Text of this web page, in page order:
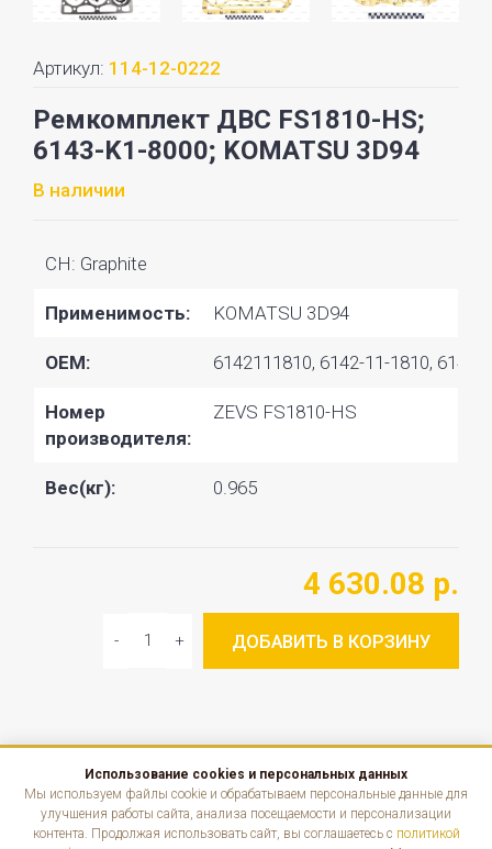
Артикул: 114-12-0222
Ремкомплект ДВС FS1810-HS;
6143-K1-8000; KOMATSU 3D94
В наличии
CH: Graphite
Применимость: KOMATSU 3D94
OEM: 6142111810, 6142-11-1810,
Номер
производителя:
ZEVS FS1810-HS
Вес(кг): 0.965
4 630.08 р.
ДОБАВИТЬ В КОРЗИНУ
КАТАЛОГ
ИНФОРМАЦИЯ
Использование cookies и персональных данных
Мы используем файлы cookie и обрабатываем персональные данные для
улучшения работы сайта, анализа посещаемости и персонализации
контента. Продолжая использовать сайт, вы соглашаетесь с политикой